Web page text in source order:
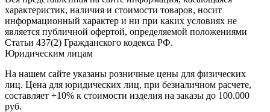
до
15
000
₽
от
15
000
₽
до
характеристик, наличия и стоимости товаров, носит
информационный характер и ни при каких условиях не
является публичной офертой, определяемой положениями
Статьи 437(2) Гражданского кодекса РФ.
Юридическим лицам
На нашем сайте указаны розничные цены для физических
лиц. Цена для юридических лиц, при безналичном расчете,
составляет +10% к стоимости изделия на заказы до 100.000
руб.